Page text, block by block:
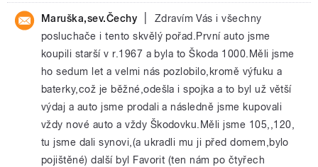
Maruška,sev.Čechy
Zdravím Vás i všechny
posluchače i tento skvělý pořad.První auto jsme
koupili starší v r.1967 a byla to Škoda 1000.Měli jsme
ho sedum let a velmi nás pozlobilo,kromě výfuku a
baterky,což je běžné,odešla i spojka a to byl už větší
výdaj a auto jsme prodali a následně jsme kupovali
vždy nové auto a vždy Škodovku.Měli jsme 105,,120,
tu jsme dali synovi,(a ukradli mu ji před domem,bylo
pojištěné) další byl Favorit (ten nám po čtyřech